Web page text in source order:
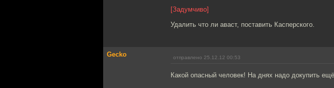
[Задумчиво]
Удалить что ли аваст, поставить Касперского.
Gecko отправлено 25.12.12 00:53
Какой опасный человек! На днях надо докупить